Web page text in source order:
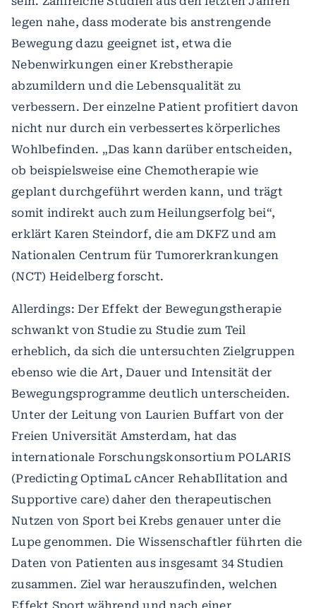
legen nahe, dass moderate bis anstrengende
Bewegung dazu geeignet ist, etwa die
Nebenwirkungen einer Krebstherapie
abzumildern und die Lebensqualität zu
verbessern. Der einzelne Patient profitiert davon
nicht nur durch ein verbessertes körperliches
Wohlbefinden. „Das kann darüber entscheiden,
ob beispielsweise eine Chemotherapie wie
geplant durchgeführt werden kann, und trägt
somit indirekt auch zum Heilungserfolg bei“,
erklärt Karen Steindorf, die am DKFZ und am
Nationalen Centrum für Tumorerkrankungen
(NCT) Heidelberg forscht.
Allerdings: Der Effekt der Bewegungstherapie
schwankt von Studie zu Studie zum Teil
erheblich, da sich die untersuchten Zielgruppen
ebenso wie die Art, Dauer und Intensität der
Bewegungsprogramme deutlich unterscheiden.
Unter der Leitung von Laurien Buffart von der
Freien Universität Amsterdam, hat das
internationale Forschungskonsortium POLARIS
(Predicting OptimaL cAncer RehabIlitation and
Supportive care) daher den therapeutischen
Nutzen von Sport bei Krebs genauer unter die
Lupe genommen. Die Wissenschaftler führten die
Daten von Patienten aus insgesamt 34 Studien
zusammen. Ziel war herauszufinden, welchen